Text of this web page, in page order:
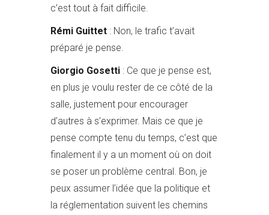
c’est tout à fait difficile.
Rémi Guittet : Non, le trafic t’avait
préparé je pense.
Giorgio Gosetti : Ce que je pense est,
en plus je voulu rester de ce côté de la
salle, justement pour encourager
d’autres à s’exprimer. Mais ce que je
pense compte tenu du temps, c’est que
finalement il y a un moment où on doit
se poser un problème central. Bon, je
peux assumer l’idée que la politique et
la réglementation suivent les chemins